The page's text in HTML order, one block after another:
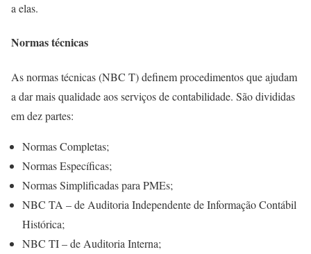
a elas.
Normas técnicas
As normas técnicas (NBC T) definem procedimentos que ajudam
a dar mais qualidade aos serviços de contabilidade. São divididas
em dez partes:
Normas Completas;
Normas Específicas;
Normas Simplificadas para PMEs;
NBC TA – de Auditoria Independente de Informação Contábil
Histórica;
NBC TI – de Auditoria Interna;